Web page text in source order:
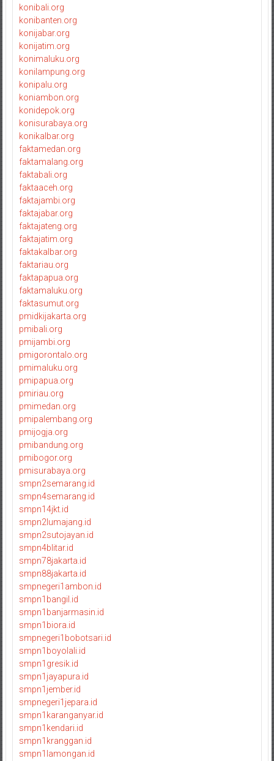
konibali.org
konibanten.org
konijabar.org
konijatim.org
konimaluku.org
konilampung.org
konipalu.org
koniambon.org
konidepok.org
konisurabaya.org
konikalbar.org
faktamedan.org
faktamalang.org
faktabali.org
faktaaceh.org
faktajambi.org
faktajabar.org
faktajateng.org
faktajatim.org
faktakalbar.org
faktariau.org
faktapapua.org
faktamaluku.org
faktasumut.org
pmidkijakarta.org
pmibali.org
pmijambi.org
pmigorontalo.org
pmimaluku.org
pmipapua.org
pmiriau.org
pmimedan.org
pmipalembang.org
pmijogja.org
pmibandung.org
pmibogor.org
pmisurabaya.org
smpn2semarang.id
smpn4semarang.id
smpn14jkt.id
smpn2lumajang.id
smpn2sutojayan.id
smpn4blitar.id
smpn78jakarta.id
smpn88jakarta.id
smpnegeri1ambon.id
smpn1bangil.id
smpn1banjarmasin.id
smpn1biora.id
smpnegeri1bobotsari.id
smpn1boyolali.id
smpn1gresik.id
smpn1jayapura.id
smpn1jember.id
smpnegeri1jepara.id
smpn1karanganyar.id
smpn1kendari.id
smpn1kranggan.id
smpn1lamongan.id